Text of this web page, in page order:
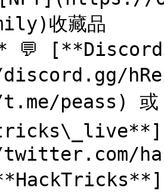
收藏品
💬
peass) 或